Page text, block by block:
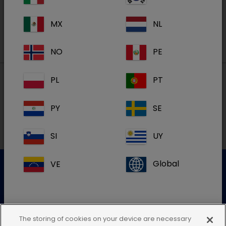
Lokale adressen in België
Gelieve onze klantenservice te contacteren voor meer
info
MX NL
NO PE
PL PT
PY SE
SI UY
VE Global
The storing of cookies on your device are necessary